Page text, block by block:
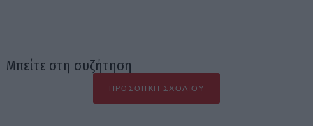
Μπείτε στη συζήτηση
ΠΡΟΣΘΉΚΗ ΣΧΟΛΊΟΥ